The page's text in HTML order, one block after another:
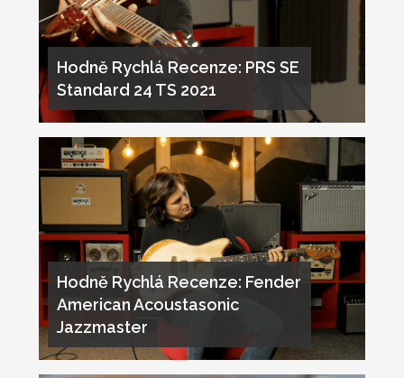
Hodně Rychlá Recenze: PRS SE
Standard 24 TS 2021
Hodně Rychlá Recenze: Fender
American Acoustasonic
Jazzmaster